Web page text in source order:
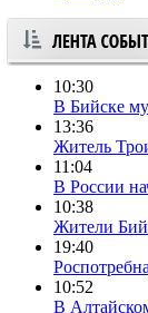
10:30
В Бийске
13:36
Житель
11:04
В России
10:38
Жители
19:40
10:52
В